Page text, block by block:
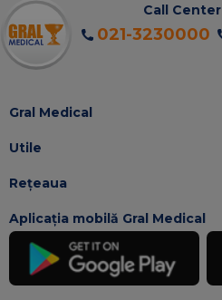
Call Center
021-3230000
Gral Medical
Utile
Rețeaua
Aplicația mobilă Gral Medical